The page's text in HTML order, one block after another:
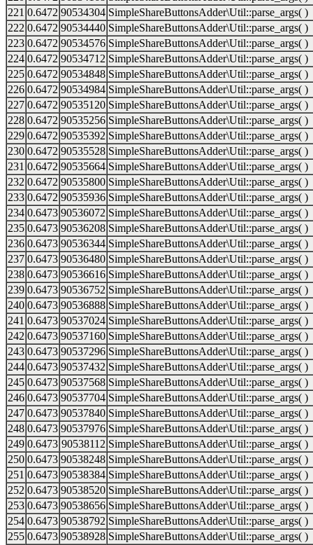
221 0.6472 90534304 SimpleShareButtonsAdder\Util::parse_args( )
222 0.6472 90534440 SimpleShareButtonsAdder\Util::parse_args( )
223 0.6472 90534576 SimpleShareButtonsAdder\Util::parse_args( )
224 0.6472 90534712 SimpleShareButtonsAdder\Util::parse_args( )
225 0.6472 90534848 SimpleShareButtonsAdder\Util::parse_args( )
226 0.6472 90534984 SimpleShareButtonsAdder\Util::parse_args( )
227 0.6472 90535120 SimpleShareButtonsAdder\Util::parse_args( )
228 0.6472 90535256 SimpleShareButtonsAdder\Util::parse_args( )
229 0.6472 90535392 SimpleShareButtonsAdder\Util::parse_args( )
230 0.6472 90535528 SimpleShareButtonsAdder\Util::parse_args( )
231 0.6472 90535664 SimpleShareButtonsAdder\Util::parse_args( )
232 0.6472 90535800 SimpleShareButtonsAdder\Util::parse_args( )
233 0.6472 90535936 SimpleShareButtonsAdder\Util::parse_args( )
234 0.6473 90536072 SimpleShareButtonsAdder\Util::parse_args( )
235 0.6473 90536208 SimpleShareButtonsAdder\Util::parse_args( )
236 0.6473 90536344 SimpleShareButtonsAdder\Util::parse_args( )
237 0.6473 90536480 SimpleShareButtonsAdder\Util::parse_args( )
238 0.6473 90536616 SimpleShareButtonsAdder\Util::parse_args( )
239 0.6473 90536752 SimpleShareButtonsAdder\Util::parse_args( )
240 0.6473 90536888 SimpleShareButtonsAdder\Util::parse_args( )
241 0.6473 90537024 SimpleShareButtonsAdder\Util::parse_args( )
242 0.6473 90537160 SimpleShareButtonsAdder\Util::parse_args( )
243 0.6473 90537296 SimpleShareButtonsAdder\Util::parse_args( )
244 0.6473 90537432 SimpleShareButtonsAdder\Util::parse_args( )
245 0.6473 90537568 SimpleShareButtonsAdder\Util::parse_args( )
246 0.6473 90537704 SimpleShareButtonsAdder\Util::parse_args( )
247 0.6473 90537840 SimpleShareButtonsAdder\Util::parse_args( )
248 0.6473 90537976 SimpleShareButtonsAdder\Util::parse_args( )
249 0.6473 90538112 SimpleShareButtonsAdder\Util::parse_args( )
250 0.6473 90538248 SimpleShareButtonsAdder\Util::parse_args( )
251 0.6473 90538384 SimpleShareButtonsAdder\Util::parse_args( )
252 0.6473 90538520 SimpleShareButtonsAdder\Util::parse_args( )
253 0.6473 90538656 SimpleShareButtonsAdder\Util::parse_args( )
254 0.6473 90538792 SimpleShareButtonsAdder\Util::parse_args( )
255 0.6473 90538928 SimpleShareButtonsAdder\Util::parse_args( )